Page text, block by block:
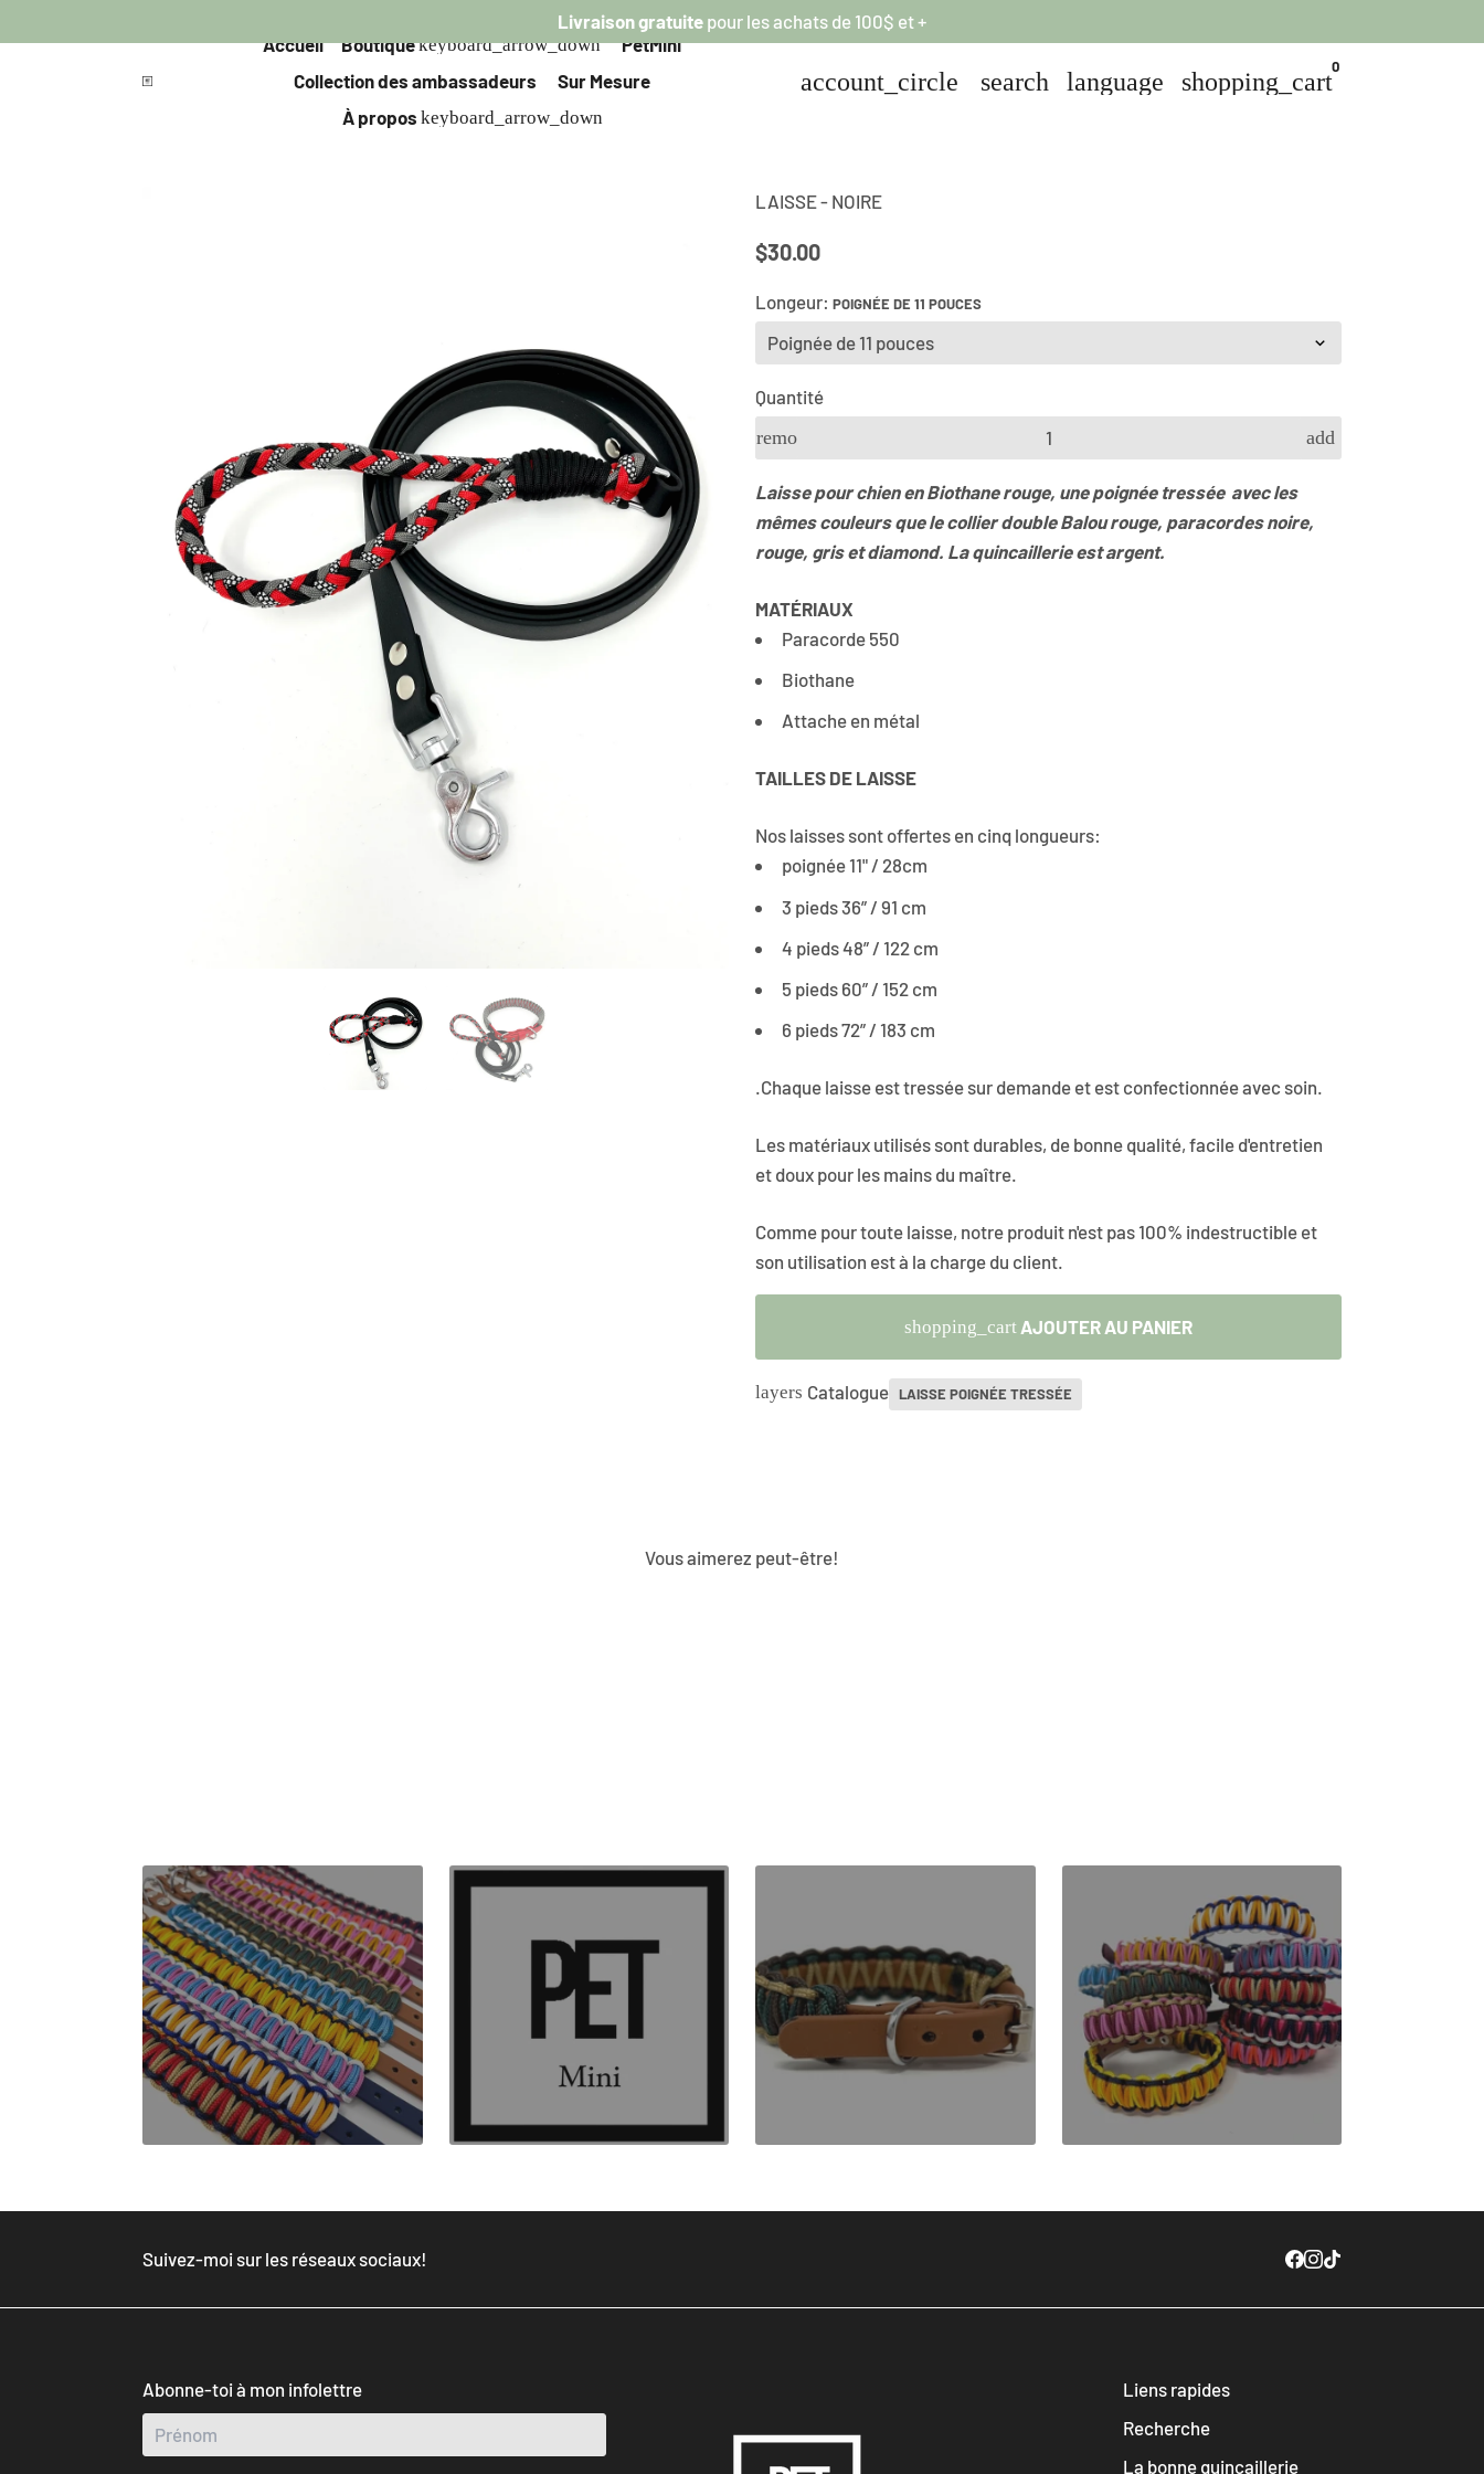
Livraison gratuite pour lesachats de 100$ et +
Accueil
Boutiquekeyboard_arrow_down
PetMini
Collection des ambassadeurs
Sur Mesure
À propos keyboard_arrow_down
account_circle search language shopping_cart
0
LAISSE - NOIRE
$30.00
Longeur: POIGNÉE DE 11 POUCES
Quantité
remove
add
Laisse pour chienen Biothane rouge, une poignée tressée avec les
mêmes couleurs que le collier double Balou rouge, paracordes noire,
rouge, gris et diamond. La quincaillerie est argent.
MATÉRIAUX
Paracorde 550
Biothane
Attache en métal
TAILLES DE LAISSE
Nos laisses sont offertes en cinq longueurs:
poignée 11" / 28cm
3 pieds 36” / 91 cm
4 pieds 48” / 122 cm
5 pieds 60” / 152 cm
6 pieds 72” / 183 cm
.Chaque laisse est tressée sur demande et est confectionnée avec soin.
Les matériaux utilisés sont durables, de bonne qualité, facile d'entretien
et doux pour les mains du maître.
Comme pour toute laisse, notre produit n'est pas 100% indestructible et
son utilisation est à la charge du client.
shopping_cart AJOUTER AU PANIER
layers Catalogue LAISSE POIGNÉE TRESSÉE
Vous aimerez peut-être!
Suivez-moi sur les réseaux sociaux!
Abonne-toi à mon infolettre
Liens rapides
Recherche
La bonne quincaillerie